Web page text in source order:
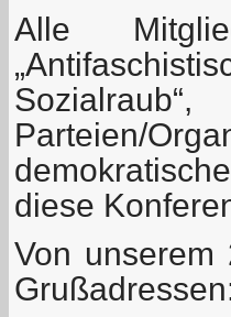
Alle
Parteien/
diese
Von unserem